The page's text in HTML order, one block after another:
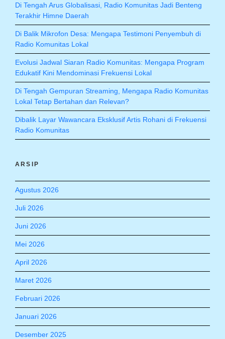
Di Tengah Arus Globalisasi, Radio Komunitas Jadi Benteng
Terakhir Himne Daerah
Di Balik Mikrofon Desa: Mengapa Testimoni Penyembuh di
Radio Komunitas Lokal
Evolusi Jadwal Siaran Radio Komunitas: Mengapa Program
Edukatif Kini Mendominasi Frekuensi Lokal
Di Tengah Gempuran Streaming, Mengapa Radio Komunitas
Lokal Tetap Bertahan dan Relevan?
Dibalik Layar Wawancara Eksklusif Artis Rohani di Frekuensi
Radio Komunitas
ARSIP
Agustus 2026
Juli 2026
Juni 2026
Mei 2026
April 2026
Maret 2026
Februari 2026
Januari 2026
Desember 2025